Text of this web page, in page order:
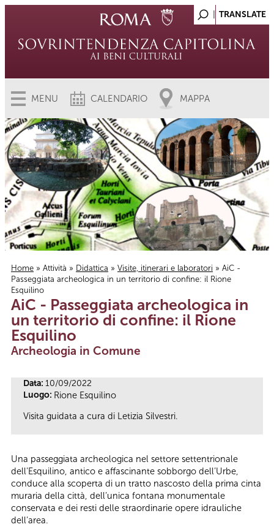
MENU CALENDARIO MAPPA
Tu sei qui
Home » Attività » Didattica » Visite, itinerari e laboratori » AiC -
Passeggiata archeologica in un territorio di confine: il Rione
Esquilino
AiC - Passeggiata archeologica in
un territorio di confine: il Rione
Esquilino
Archeologia in Comune
Data: 10/09/2022
Luogo: Rione Esquilino
Visita guidata a cura di Letizia Silvestri.
Una passeggiata archeologica nel settore settentrionale
dell’Esquilino, antico e affascinante sobborgo dell’Urbe,
conduce alla scoperta di un tratto nascosto della prima cinta
muraria della città, dell’unica fontana monumentale
conservata e dei resti delle straordinarie opere idrauliche
dell’area.